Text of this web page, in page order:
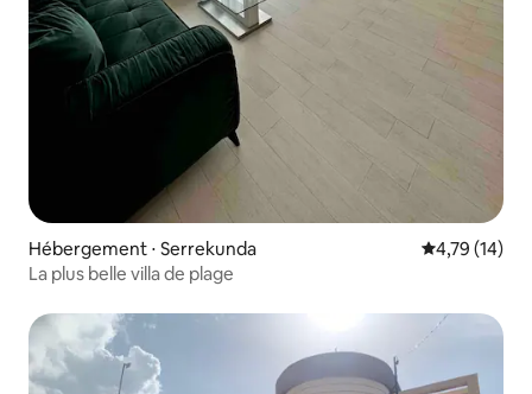
Hébergement ⋅ Serrekunda Évaluation
4,79 (14)
La plus belle villa de plage